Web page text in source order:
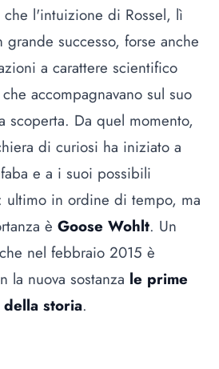
che l'intuizione di Rossel, lì
successo, forse anche
a carattere scientifico
accompagnavano sul suo
scoperta. Da quel momento,
di curiosi ha iniziato a
e a i suoi possibili
in ordine di tempo, ma
è Goose Wohlt. Un
nel febbraio 2015 è
la nuova sostanza le prime
storia.